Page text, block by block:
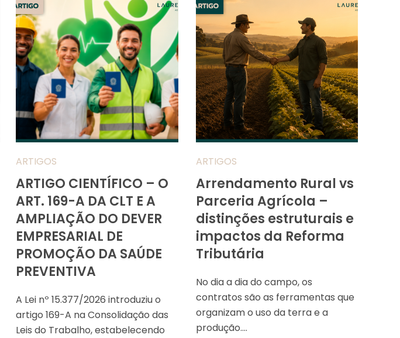
ARTIGOS
ARTIGO CIENTÍFICO – O
ART. 169-A DA CLT E A
AMPLIAÇÃO DO DEVER
EMPRESARIAL DE
PROMOÇÃO DA SAÚDE
PREVENTIVA
A Lei nº 15.377/2026 introduziu o
artigo 169-A na Consolidação das
Leis do Trabalho, estabelecendo
ARTIGOS
Arrendamento Rural vs
Parceria Agrícola –
distinções estruturais e
impactos da Reforma
Tributária
No dia a dia do campo, os
contratos são as ferramentas que
organizam o uso da terra e a
produção….